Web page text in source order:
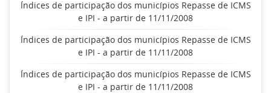
Índices de participação dos municípios Repasse de ICMS
e IPI - a partir de 11/11/2008
Índices de participação dos municípios Repasse de ICMS
e IPI - a partir de 11/11/2008
Índices de participação dos municípios Repasse de ICMS
e IPI - a partir de 11/11/2008